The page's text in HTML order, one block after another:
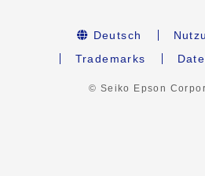
Deutsch
Trademarks
© Seiko Epson